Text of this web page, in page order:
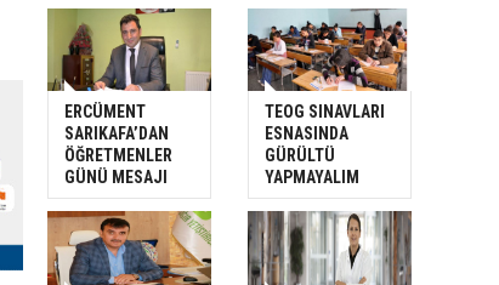
ERCÜMENT
SARIKAFA’DAN
ÖĞRETMENLER
GÜNÜ MESAJI
TEOG SINAVLARI
ESNASINDA
GÜRÜLTÜ
YAPMAYALIM